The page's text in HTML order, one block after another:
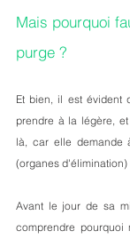
Mais pourquoi
purge ?
Et bien, il est évident
prendre à la légère,
là, car elle
(organes
Avant le jour de sa
comprendre pourquoi